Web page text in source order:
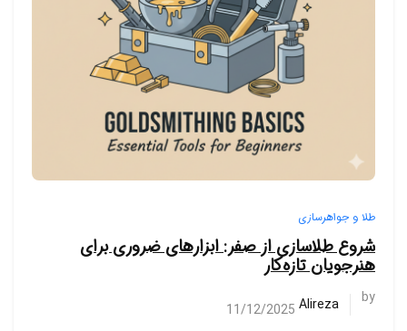
طلا و جواهرسازی
شروع طلاسازی از صفر: ابزارهای ضروری برای
هنرجویان تازه‌کار
by
Alireza
11/12/2025